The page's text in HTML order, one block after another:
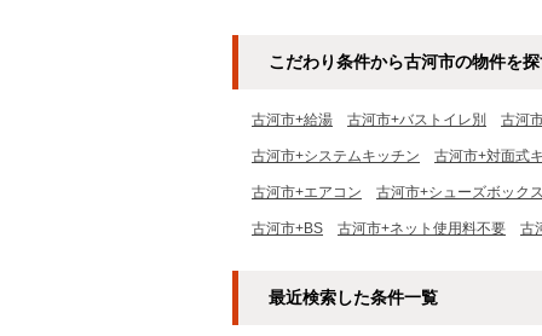
こだわり条件から古河市の物件を
古河市+給湯 古河市+バストイレ別 古河
古河市+システムキッチン 古河市+対面式
古河市+エアコン 古河市+シューズボックス
古河市+BS 古河市+ネット使用料不要 古
最近検索した条件一覧